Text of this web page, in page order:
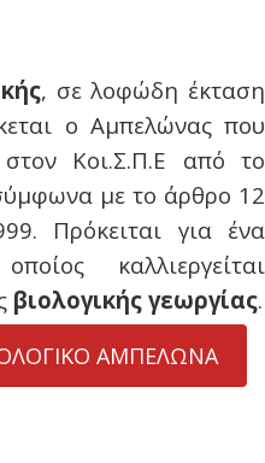
, σε λοφώδη έκταση
ο Αμπελώνας που
Κοι.Σ.Π.Ε από το
με το άρθρο 12
Πρόκειται για ένα
καλλιεργείται
βιολογικής γεωργίας.
ΑΜΠΕΛΩΝΑ